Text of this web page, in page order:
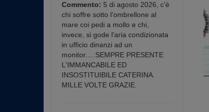
Commento: 5 di agosto 2026, c'è
chi soffre sotto l'ombrellone al
mare coi pedi a mollo e chi,
invece, si gode l'aria condizionata
in ufficio dinanzi ad un
monitor.....SEMPRE PRESENTE
L'IMMANCABILE ED
INSOSTITUIBILE CATERINA.
MILLE VOLTE GRAZIE.